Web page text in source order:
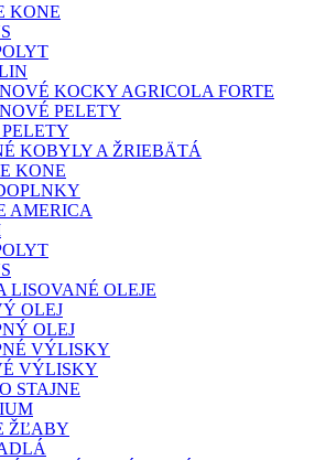
KONE
KOCKY AGRICOLA FORTE
PELETY
KOBYLY A ŽRIEBÄTÁ
KONE
AMERICA
LISOVANÉ OLEJE
OLEJ
OLEJ
VÝLISKY
VÝLISKY
STAJNE
ŽĽABY